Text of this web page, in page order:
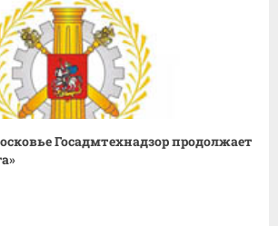
Госадмтехнадзор продолжает